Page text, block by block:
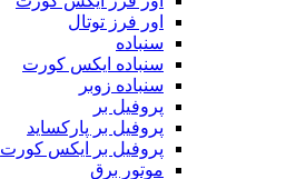
اور فرز توتال
سنباده
سنباده ایکس کورت
سنباده زوبر
پروفیل بر
پروفیل بر پارکساید
پروفیل بر ایکس کورت
موتور برق